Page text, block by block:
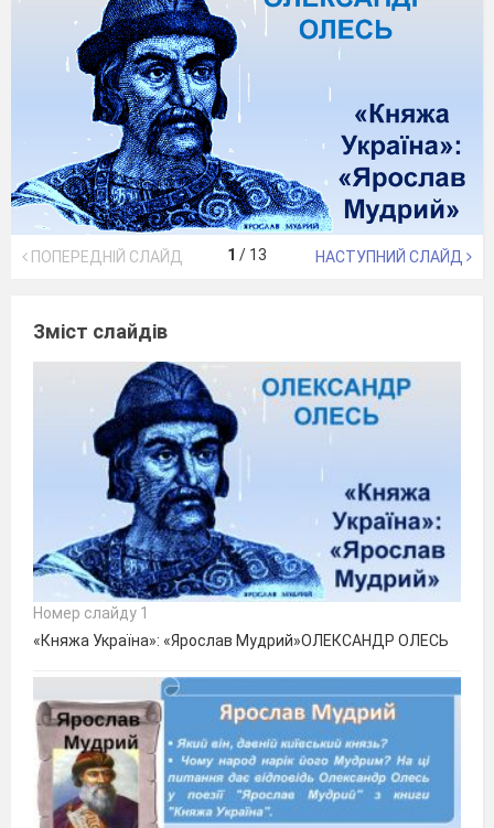
ПОПЕРЕДНІЙ СЛАЙД 1 / 13 НАСТУПНИЙ СЛАЙД
Зміст слайдів
Номер слайду 1
«Княжа Україна»: «Ярослав Мудрий»ОЛЕКСАНДР ОЛЕСЬ